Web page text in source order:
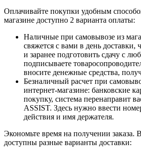
Оплачивайте покупки удобным
магазине доступно 2 варианта оплаты:
Наличные при самовывозе из
свяжется с вами в день доставки,
и заранее подготовить сдачу с
подписываете
вносите денежные средства,
Безналичный расчет при
интернет-магазине: банковские
покупку, система перенаправит
ASSIST. Здесь нужно ввести
действия и имя держателя.
Экономьте время на получении заказа.
доступны разные варианты доставки: